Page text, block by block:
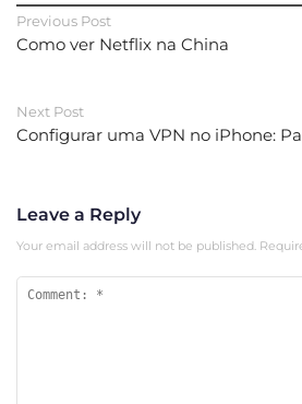
Previous Post
Como ver Netflix na China
Next Post
Configurar uma VPN no iPhone:
Leave a Reply
Your email address will not be published.